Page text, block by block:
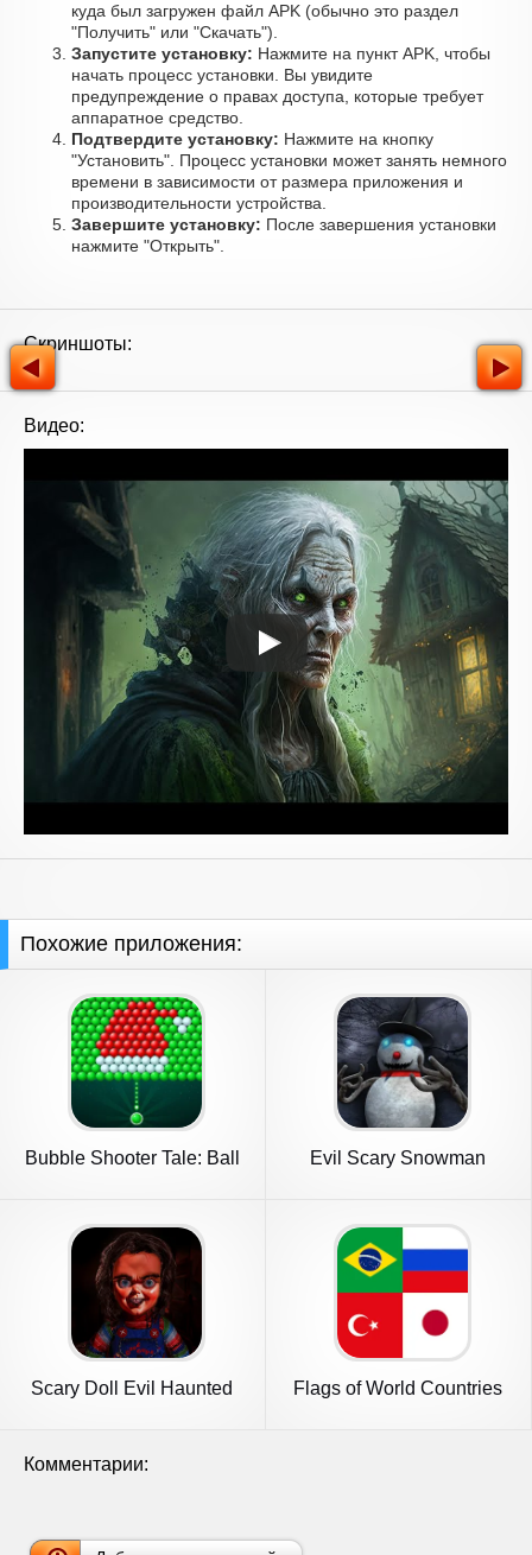
куда был загружен файл APK (обычно это раздел
"Получить" или "Скачать").
Запустите установку: Нажмите на пункт APK, чтобы
начать процесс установки. Вы увидите
предупреждение о правах доступа, которые требует
аппаратное средство.
Подтвердите установку: Нажмите на кнопку
"Установить". Процесс установки может занять немного
времени в зависимости от размера приложения и
производительности устройства.
Завершите установку: После завершения установки
нажмите "Открыть".
Скриншоты:
Видео:
Похожие приложения:
Bubble Shooter Tale: Ball
Evil Scary Snowman
Scary Doll Evil Haunted
Flags of World Countries
Комментарии: